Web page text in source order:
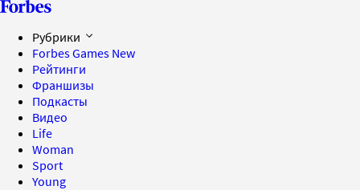
Рубрики
Forbes Games New
Рейтинги
Франшизы
Подкасты
Видео
Life
Woman
Sport
Young